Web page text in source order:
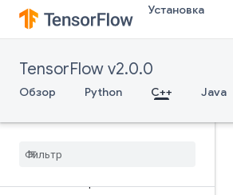
Установка
TensorFlow v2.0.0
Обзор Python C++ Java
C++
candidate